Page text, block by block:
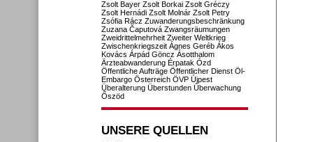
Zsolt Bayer Zsolt Borkai Zsolt Gréczy
Zsolt Hernádi Zsolt Molnár Zsolt Petry
Zsófia Rácz Zuwanderungsbeschränkung
Zuzana Čaputová Zwangsräumungen
Zweidrittelmehrheit Zweiter Weltkrieg
Zwischenkriegszeit Ágnes Geréb Ákos
Kovács Árpád Göncz Ásotthalom
Ärzteabwanderung Érpatak Ózd
Öffentliche Aufträge Öffentlicher Dienst Öl-
Embargo Österreich ÖVP Újpest
Überalterung Überstunden Überwachung
Őszöd
UNSERE QUELLEN